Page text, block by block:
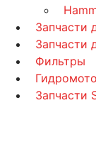
Запчасти
Запчасти
Фильтры
Запчасти